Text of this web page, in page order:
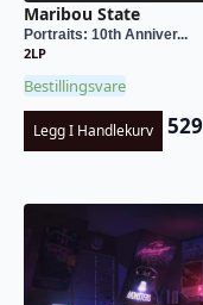
Maribou State
Portraits: 10th Anniver...
2LP
Bestillingsvare
Legg I Handlekurv 529